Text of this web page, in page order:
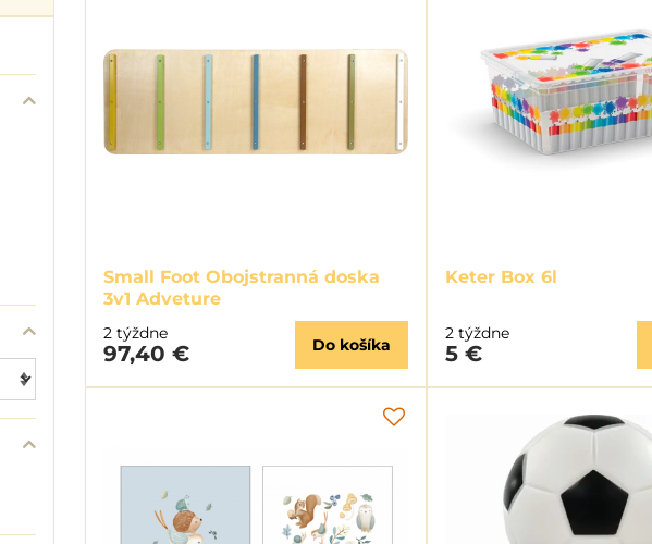
Small Foot Obojstranná doska
3v1 Adveture
2 týždne
97,40 € Do košíka
Keter Box 6l
2 týždne
5 €